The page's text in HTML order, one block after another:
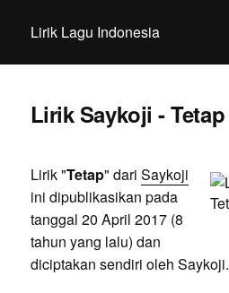
Lirik Lagu Indonesia
Lirik Saykoji - Tetap
Lirik "Tetap" dari Saykoji
ini dipublikasikan pada
tanggal 20 April 2017 (8
tahun yang lalu) dan
diciptakan sendiri oleh Saykoji.